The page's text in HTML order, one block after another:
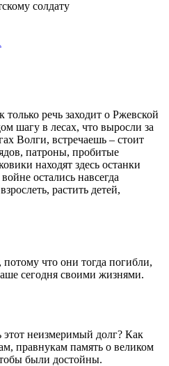
речь заходит о Ржевской
шагу в лесах, что выросли за
Волги, встречаешь – стоит
патроны, пробитые
находят здесь останки
остались навсегда
растить детей,
что они тогда погибли,
сегодня своими жизнями.
неизмеримый долг? Как
правнукам память о великом
были достойны.